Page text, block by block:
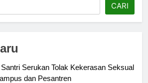
CARI
Serukan Tolak Kekerasan Seksual
dan Pesantren